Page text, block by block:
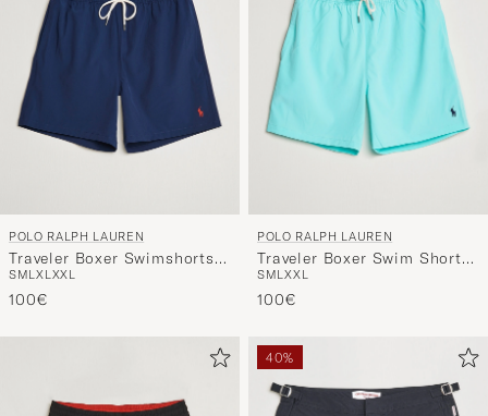
"Mein
Stil"
aktivieren
erleben
eine
Auswahl,
Stil
POLO RALPH LAUREN
Traveler Boxer Swimshorts
Newport Navy
SMLXLXXL
100€
POLO RALPH LAUREN
Traveler Boxer Swim Shorts
Hammond Blue
SMLXXL
100€
40%